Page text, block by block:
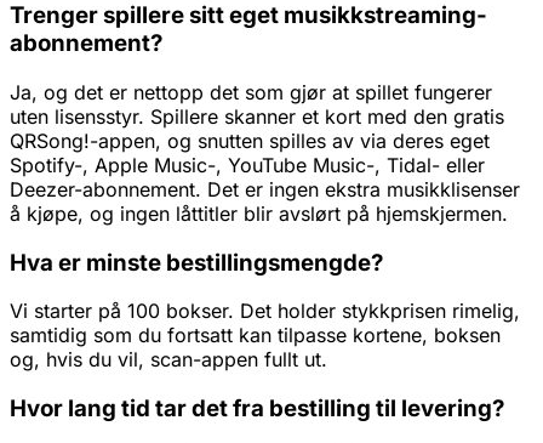
Trenger spillere sitt eget musikkstreaming-
abonnement?
Ja, og det er nettopp det som gjør at spillet fungerer
uten lisensstyr. Spillere skanner et kort med den gratis
QRSong!-appen, og snutten spilles av via deres eget
Spotify-, Apple Music-, YouTube Music-, Tidal- eller
Deezer-abonnement. Det er ingen ekstra musikklisenser
å kjøpe, og ingen låttitler blir avslørt på hjemskjermen.
Hva er minste bestillingsmengde?
Vi starter på 100 bokser. Det holder stykkprisen rimelig,
samtidig som du fortsatt kan tilpasse kortene, boksen
og, hvis du vil, scan-appen fullt ut.
Hvor lang tid tar det fra bestilling til levering?